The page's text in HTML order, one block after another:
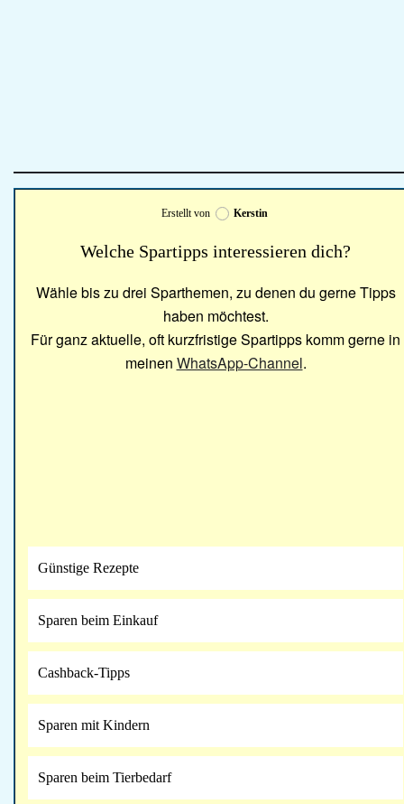
Erstellt von Kerstin
Welche Spartipps interessieren dich?
Wähle bis zu drei Sparthemen, zu denen du gerne Tipps
haben möchtest.
Für ganz aktuelle, oft kurzfristige Spartipps komm gerne in
meinen WhatsApp-Channel.
Günstige Rezepte
Sparen beim Einkauf
Cashback-Tipps
Sparen mit Kindern
Sparen beim Tierbedarf